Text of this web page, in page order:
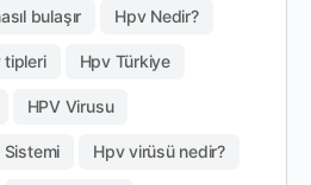
bulaşır Hpv Nedir?
tipleri Hpv Türkiye
HPV Virusu
Sistemi Hpv virüsü nedir?